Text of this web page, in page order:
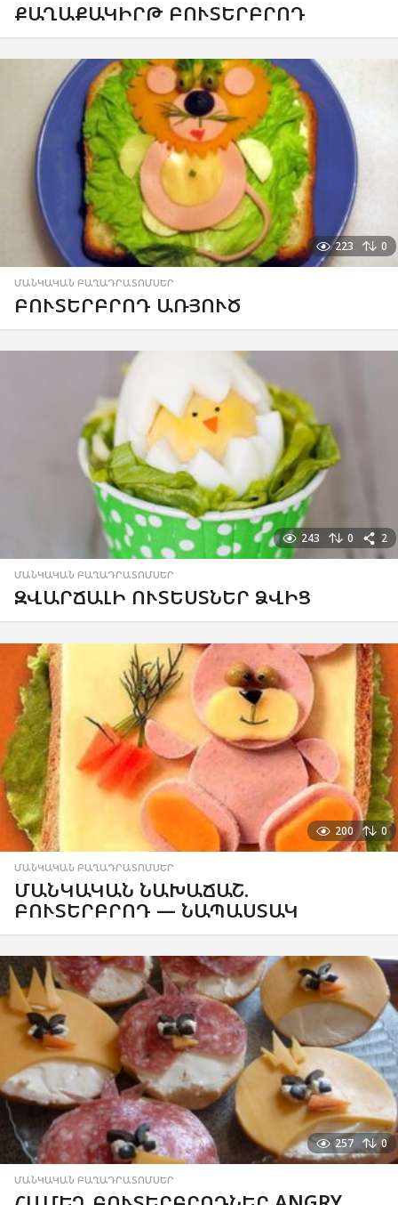
ՔԱՂԱՔԱԿԻՐԹ ԲՈՒՏԵՐԲՐՈԴ
223 0
ՄԱՆԿԱԿԱՆ ԲԱՂԱԴՐԱՏՈՄՍԵՐ
ԲՈՒՏԵՐԲՐՈԴ ԱՌՅՈՒԾ
243 0 2
ՄԱՆԿԱԿԱՆ ԲԱՂԱԴՐԱՏՈՄՍԵՐ
ԶՎԱՐՃԱԼԻ ՈՒՏԵՍՏՆԵՐ ՁՎԻՑ
200 0
ՄԱՆԿԱԿԱՆ ԲԱՂԱԴՐԱՏՈՄՍԵՐ
ՄԱՆԿԱԿԱՆ ՆԱԽԱՃԱՇ.
ԲՈՒՏԵՐԲՐՈԴ — ՆԱՊԱՍՏԱԿ
257 0
ՄԱՆԿԱԿԱՆ ԲԱՂԱԴՐԱՏՈՄՍԵՐ